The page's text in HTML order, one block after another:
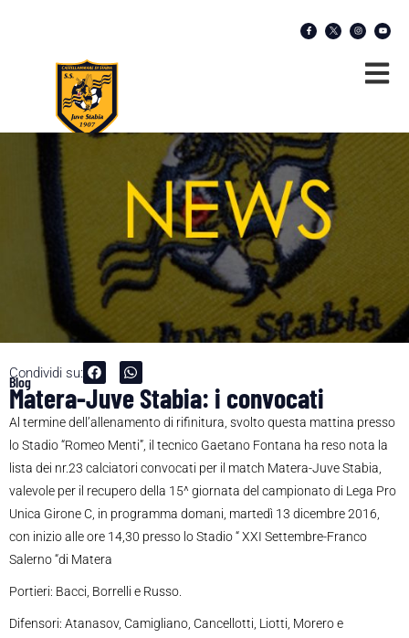
Condividi su:
Blog
Matera-Juve Stabia: i convocati
Al termine dell’allen­amento di rifinitura, svolto questa mattina presso
lo Stadio “Romeo Menti”, il tecnico Gaetano Fontana ha reso not­a la
lista dei nr.23 calciatori convocati per il match Matera-Juve Stabia,
valevole per il recupero della 15^ giornata del campionato di Lega Pro
Unica Girone C, in programma domani, martedì 13 dicembre 2016,
con inizio alle ore 14,30 presso lo Stadio “ XXI Settembre-Franco
Salerno “di Matera
Portieri: Bacci, Borrelli e Russo.
Difensori: Atanasov, Camigliano, Cancellotti, Liotti, Morero e